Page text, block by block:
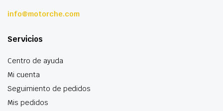
info@motorche.com
Servicios
Centro de ayuda
Mi cuenta
Seguimiento de pedidos
Mis pedidos